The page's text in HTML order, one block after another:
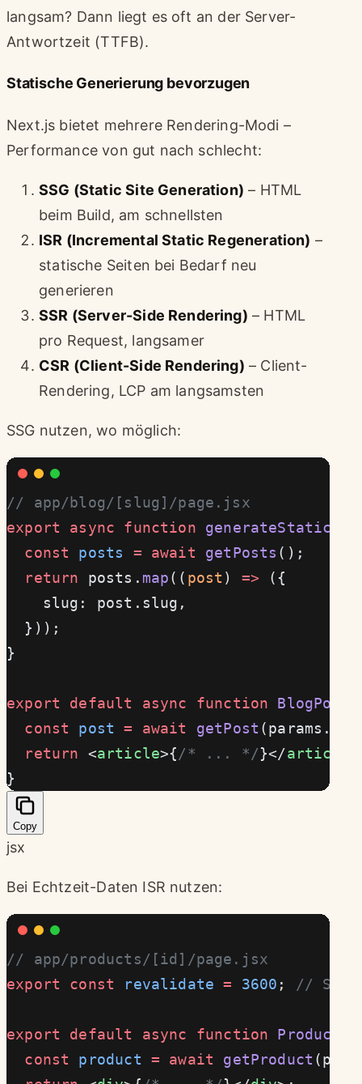
langsam? Dann liegt es oft an der Server-
Antwortzeit (TTFB).
Statische Generierung bevorzugen
Next.js bietet mehrere Rendering-Modi –
Performance von gut nach schlecht:
SSG (Static Site Generation) – HTML
beim Build, am schnellsten
ISR (Incremental Static Regeneration) –
statische Seiten bei Bedarf neu
generieren
SSR (Server-Side Rendering) – HTML
pro Request, langsamer
CSR (Client-Side Rendering) – Client-
Rendering, LCP am langsamsten
SSG nutzen, wo möglich:
// app/blog/[slug]/page.jsx
export async function
  const
posts = await getPosts ();
  return
posts. map(( post ) => ({
    slug: post.slug,
  }));
}
export default async function BlogPost
  const
post = await getPost
  return
<article>{/* ... */}</article
}
Copy
jsx
Bei Echtzeit-Daten ISR nutzen:
// app/products/[id]/page.jsx
export const revalidate = 3600 ; //
export default async function
  const
product = await getProduct